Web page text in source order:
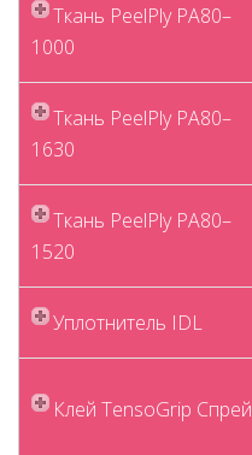
Ткань PeelPly PA80–
1000
Ткань PeelPly PA80–
1630
Ткань PeelPly PA80–
1520
Уплотнитель IDL
Клей TensoGrip Спрей